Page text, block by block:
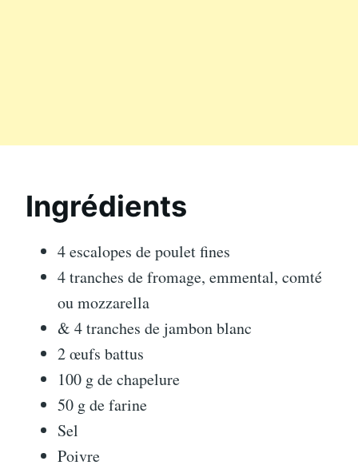
Ingrédients
4 escalopes de poulet fines
4 tranches de fromage, emmental, comté
ou mozzarella
& 4 tranches de jambon blanc
2 œufs battus
100 g de chapelure
50 g de farine
Sel
Poivre